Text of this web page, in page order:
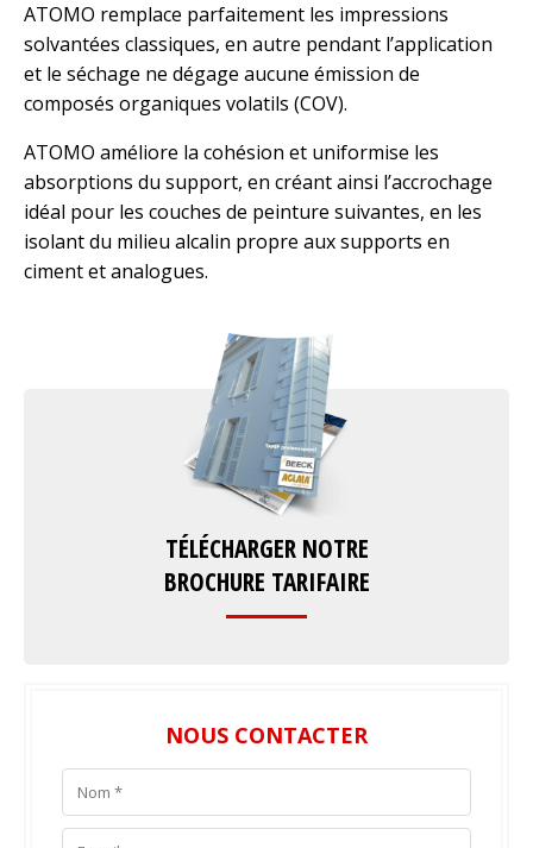
ATOMO remplace parfaitement les impressions
solvantées classiques, en autre pendant l’application
et le séchage ne dégage aucune émission de
composés organiques volatils (COV).
ATOMO améliore la cohésion et uniformise les
absorptions du support, en créant ainsi l’accrochage
idéal pour les couches de peinture suivantes, en les
isolant du milieu alcalin propre aux supports en
ciment et analogues.
TÉLÉCHARGER NOTRE
BROCHURE TARIFAIRE
NOUS CONTACTER